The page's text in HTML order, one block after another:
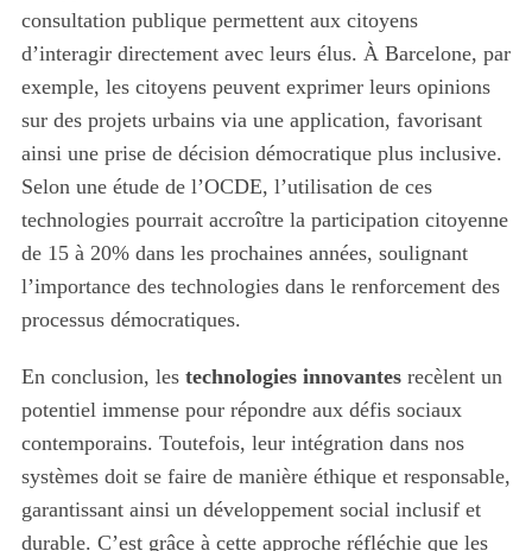
consultation publique permettent aux citoyens
d’interagir directement avec leurs élus. À Barcelone, par
exemple, les citoyens peuvent exprimer leurs opinions
sur des projets urbains via une application, favorisant
ainsi une prise de décision démocratique plus inclusive.
Selon une étude de l’OCDE, l’utilisation de ces
technologies pourrait accroître la participation citoyenne
de 15 à 20% dans les prochaines années, soulignant
l’importance des technologies dans le renforcement des
processus démocratiques.
En conclusion, les technologies innovantesrecèlent un
potentiel immense pour répondre aux défis sociaux
contemporains. Toutefois, leur intégration dans nos
systèmes doit se faire de manière éthique et responsable,
garantissant ainsi un développement social inclusif et
durable. C’est grâce à cette approche réfléchie que les